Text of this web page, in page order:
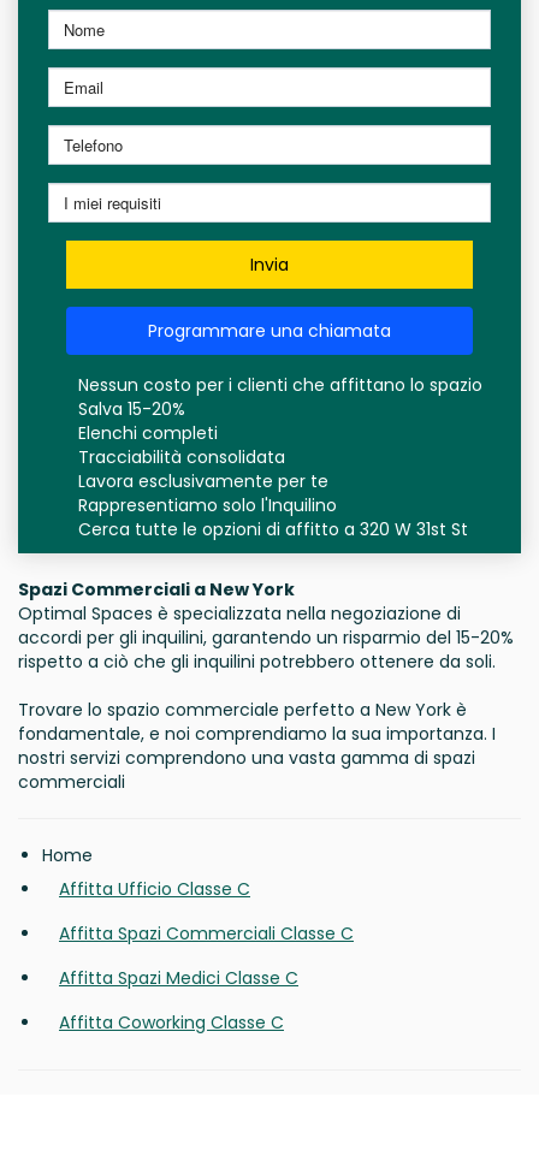
Invia
Programmare una chiamata
Nessun costo per i clienti che affittano lo spazio
Salva 15-20%
Elenchi completi
Tracciabilità consolidata
Lavora esclusivamente per te
Rappresentiamo solo l'Inquilino
Cerca tutte le opzioni di affitto a 320 W 31st St
Spazi Commerciali a New York
Optimal Spaces è specializzata nella negoziazione di
accordi per gli inquilini, garantendo un risparmio del 15-20%
rispetto a ciò che gli inquilini potrebbero ottenere da soli.
Trovare lo spazio commerciale perfetto a New York è
fondamentale, e noi comprendiamo la sua importanza. I
nostri servizi comprendono una vasta gamma di spazi
commerciali
Home
Affitta Ufficio Classe C
Affitta Spazi Commerciali Classe C
Affitta Spazi Medici Classe C
Affitta Coworking Classe C